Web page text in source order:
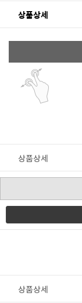
상품상세
상품상세
상품상세